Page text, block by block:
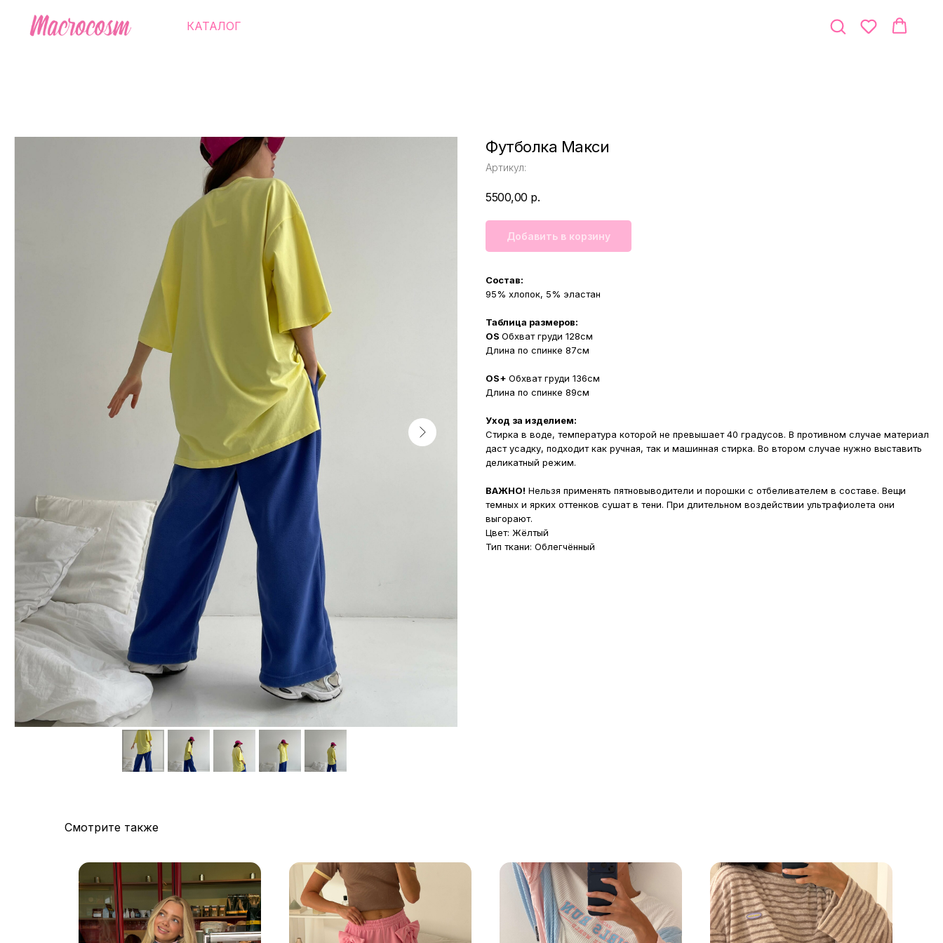
КАТАЛОГ
Футболка Макси
Артикул:
5500,00 р.
Добавить в корзину
Состав:
95% хлопок, 5% эластан
Таблица размеров:
OS Обхват груди 128см
Длина по спинке 87см
OS+ Обхват груди 136см
Длина по спинке 89см
Уход за изделием:
Стирка в воде, температура которой не превышает 40 градусов. В противном случае материал
даст усадку, подходит как ручная, так и машинная стирка. Во втором случае нужно выставить
деликатный режим.
ВАЖНО! Нельзя применять пятновыводители и порошки с отбеливателем в составе. Вещи
темных и ярких оттенков сушат в тени. При длительном воздействии ультрафиолета они
выгорают.
Цвет: Жёлтый
Тип ткани: Облегчённый
Смотрите также